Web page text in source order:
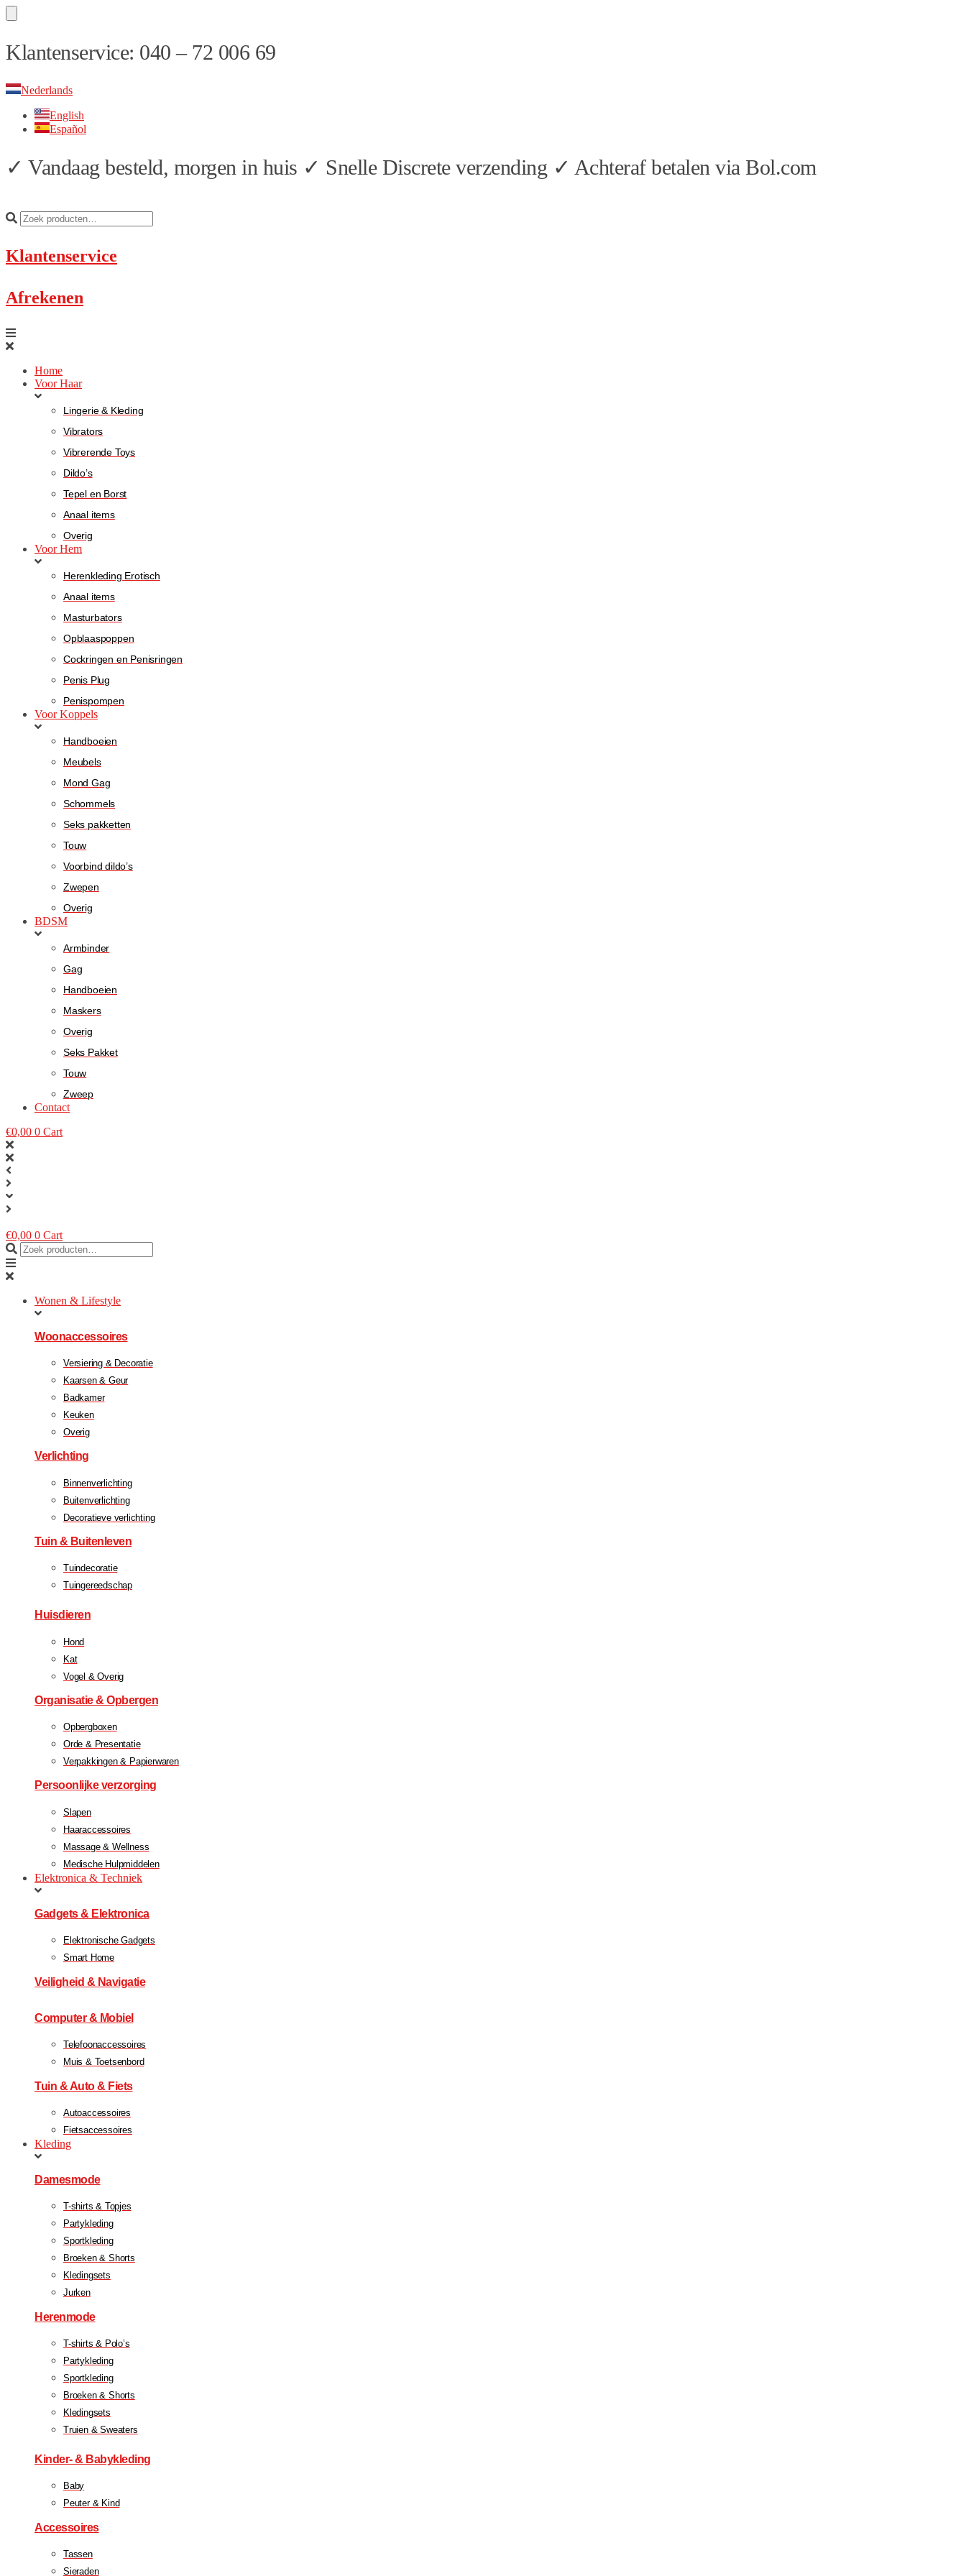
Skip
to
Skip
to
Klantenservice: 040 – 72 006 69
Nederlands
English
Español
✓ Vandaag besteld, morgen in huis ✓ Snelle Discrete verzending ✓ Achteraf betalen via Bol.com
Klantenservice
Afrekenen
Home
Voor Haar
Lingerie & Kleding
Vibrators
Vibrerende Toys
Dildo’s
Tepel en Borst
Anaal items
Overig
Voor Hem
Herenkleding Erotisch
Anaal items
Masturbators
Opblaaspoppen
Cockringen en Penisringen
Penis Plug
Penispompen
Voor Koppels
Handboeien
Meubels
Mond Gag
Schommels
Seks pakketten
Touw
Voorbind dildo’s
Zwepen
Overig
BDSM
Armbinder
Gag
Handboeien
Maskers
Overig
Seks Pakket
Touw
Zweep
Contact
€0,00 0 Cart
€0,00 0 Cart
Wonen & Lifestyle
Woonaccessoires
Versiering & Decoratie
Kaarsen & Geur
Badkamer
Keuken
Overig
Verlichting
Binnenverlichting
Buitenverlichting
Decoratieve verlichting
Tuin & Buitenleven
Tuindecoratie
Tuingereedschap
Huisdieren
Hond
Kat
Vogel & Overig
Organisatie & Opbergen
Opbergboxen
Orde & Presentatie
Verpakkingen & Papierwaren
Persoonlijke verzorging
Slapen
Haaraccessoires
Massage & Wellness
Medische Hulpmiddelen
Elektronica & Techniek
Gadgets & Elektronica
Elektronische Gadgets
Smart Home
Veiligheid & Navigatie
Computer & Mobiel
Telefoonaccessoires
Muis & Toetsenbord
Tuin & Auto & Fiets
Autoaccessoires
Fietsaccessoires
Kleding
Damesmode
T-shirts & Topjes
Partykleding
Sportkleding
Broeken & Shorts
Kledingsets
Jurken
Herenmode
T-shirts & Polo’s
Partykleding
Sportkleding
Broeken & Shorts
Kledingsets
Truien & Sweaters
Kinder- & Babykleding
Baby
Peuter & Kind
Accessoires
Tassen
Sieraden